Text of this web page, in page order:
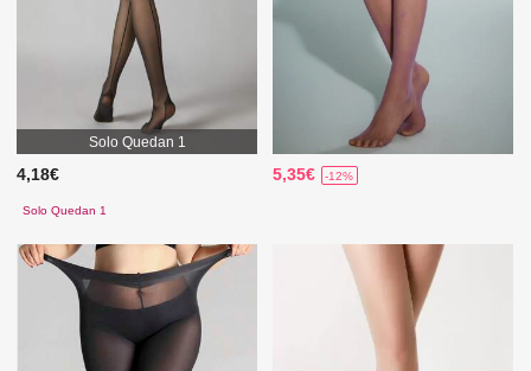
Solo Quedan 1
4,18€
Solo Quedan 1
5,35€ -12%